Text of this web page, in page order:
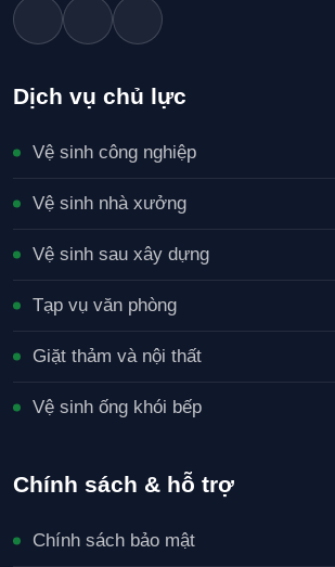
Dịch vụ chủ lực
Vệ sinh công nghiệp
Vệ sinh nhà xưởng
Vệ sinh sau xây dựng
Tạp vụ văn phòng
Giặt thảm và nội thất
Vệ sinh ống khói bếp
Chính sách & hỗ trợ
Chính sách bảo mật